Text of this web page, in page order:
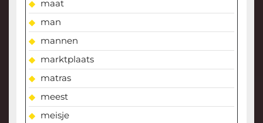
maat
man
mannen
marktplaats
matras
meest
meisje